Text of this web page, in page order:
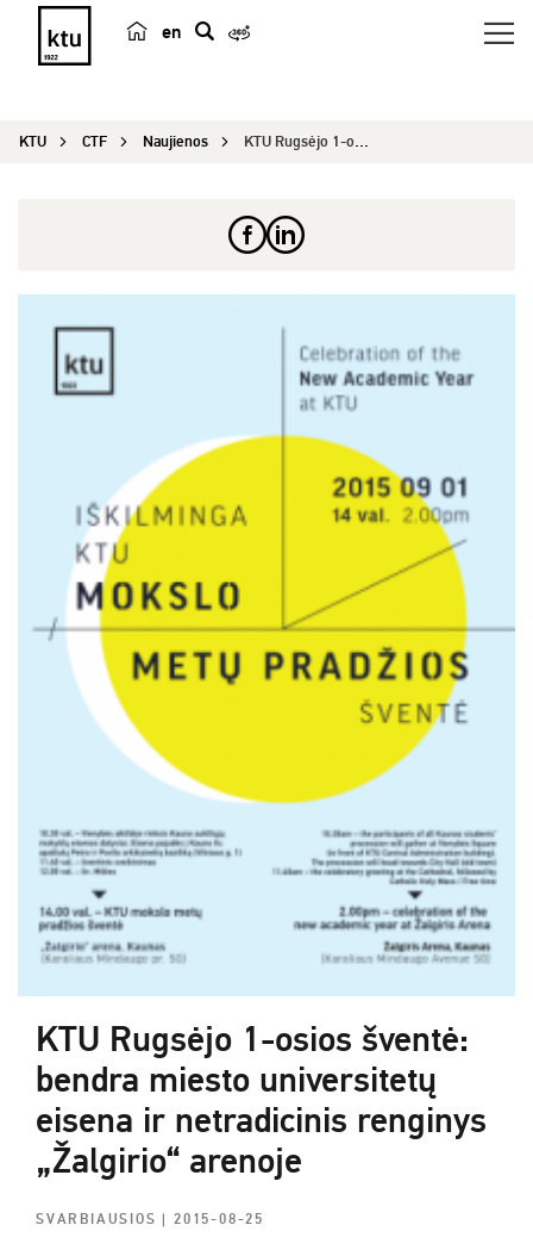
en
e
KTU CTF Naujienos KTU Rugsėjo 1-osios šventė: bendra miesto univer...
KTU Rugsėjo 1-osios šventė:
bendra miesto universitetų
eisena ir netradicinis renginys
„Žalgirio“ arenoje
SVARBIAUSIOS| 2015-08-25